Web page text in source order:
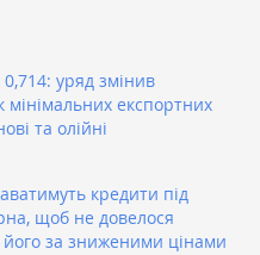
0,714: уряд змінив
мінімальних експортних
та олійні
кредити під
щоб не довелося
за зниженими цінами